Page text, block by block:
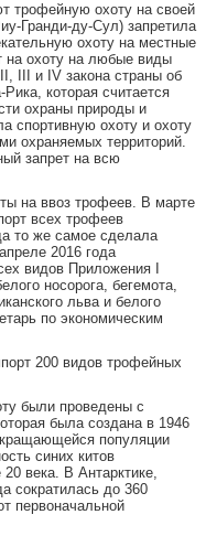
трофейную охоту на своей
Гранди-ду-Сул) запретила
охоту на местные
на охоту на любые виды
III и IV закона страны об
которая считается
охраны природы и
спортивную охоту и охоту
охраняемых территорий.
запрет на всю
на ввоз трофеев. В марте
всех трофеев
то же самое сделала
2016 года
видов Приложения I
носорога, бегемота,
льва и белого
по экономическим
200 видов трофейных
были проведены с
была создана в 1946
популяции
синих китов
века. В Антарктике,
сократилась до 360
первоначальной